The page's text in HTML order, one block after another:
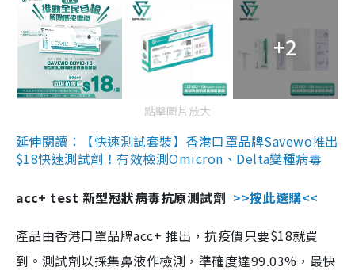
+2
點擊圖片放大
延伸閱讀：【快速測試套裝】香港口罩品牌Savewo推出
$18快速測試劑！有效檢測Omicron、Delta變種病毒
acc+ test 新型冠狀病毒抗原測試劑 >>按此選購<<
產品由香港口罩品牌acc+ 推出，抗疫價只要$18就買
到。測試劑以採集鼻液作檢測，準確度達99.03%，最快